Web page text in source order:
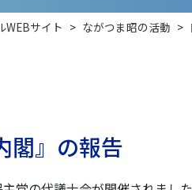
WEBサイト > ながつま昭の活動 >
』の報告